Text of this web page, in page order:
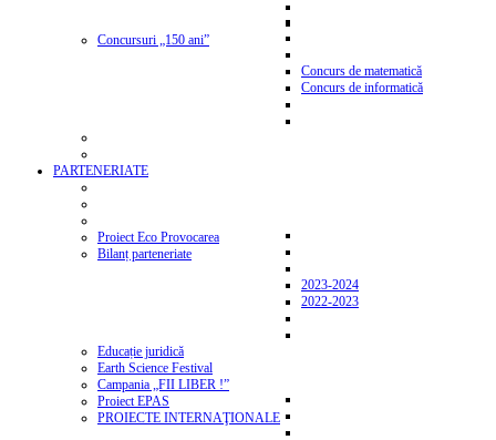
Concursuri „150 ani”
Concurs de matematică
Concurs de informatică
PARTENERIATE
Proiect Eco Provocarea
Bilanț parteneriate
2023-2024
2022-2023
Educație juridică
Earth Science Festival
Campania „FII LIBER !”
Proiect EPAS
PROIECTE INTERNAŢIONALE